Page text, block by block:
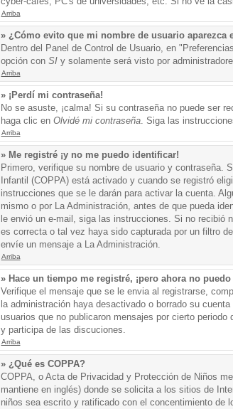
Arriba
» ¿Cómo evito que mi nombre de usuario
Dentro del Panel de Control de Usuario, en
opción con SIy solamente será visto por
Arriba
» ¡Perdí mi contraseña!
No se asuste, ¡calma! Si su contraseña no puede ser
haga clic en Olvidé mi contraseña. Siga las
Arriba
» Me registré ¡y no me puedo identificar!
Primero, verifique su nombre de usuario y
Infantil (COPPA) está activado y cuando se registró
instrucciones que se le darán para activar la cuenta.
mismo o por La Administración, antes de que pueda
le envió un e-mail, siga las instrucciones. Si no recibió
es correcta o tal vez haya sido capturada por un filtro
envíe un mensaje a La Administración.
Arriba
» Hace un tiempo me registré, ¡pero ahora no
Verifique el mensaje que se le envia al registrarse,
la administración haya desactivado o borrado su
usuarios que no publicaron mensajes por cierto
y participa de las discuciones.
Arriba
» ¿Qué es COPPA?
COPPA, o Acta de Privacidad y Protección de Niños
mantiene en inglés) donde se solicita a los sitios de
niños sea escrito y ratificado con el concentimiento de